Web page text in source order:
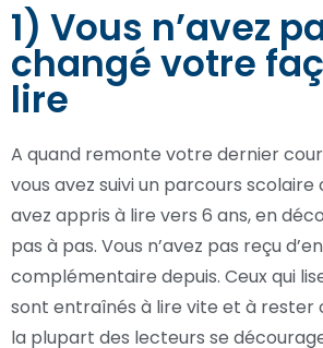
1) Vous n’avez
changé votre
lire
A quand remonte votre dernier
vous avez suivi un parcours scolaire
avez appris à lire vers 6 ans, en
pas à pas. Vous n’avez pas reçu
complémentaire depuis. Ceux qui
sont entraînés à lire vite et à rester
la plupart des lecteurs se